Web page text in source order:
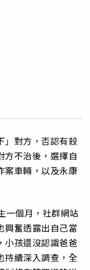
」對方，否認有殺
方不治後，選擇自
案車輛，以及永康
一個月，社群網站
興奮透露出自己當
小孩還沒認識爸爸
持續深入調查，全